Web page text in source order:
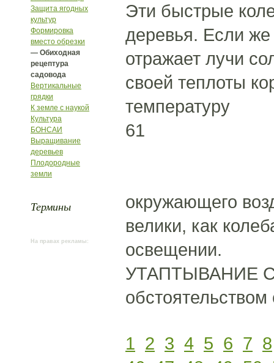
Защита ягодных
культур
Формировка
вместо обрезки
— Обиходная
рецептура
садовода
Вертикальные
грядки
К земле с наукой
Культура
БОНСАИ
Выращивание
деревьев
Плодородные
земли
Термины
На правах рекламы:
Эти быстрые
деревья. Если
отражает лучи
своей теплоты
температуру
61
окружающего
велики, как
освещении.
УТАПТЫВАНИЕ
1 2 3 4 5 6 7 8